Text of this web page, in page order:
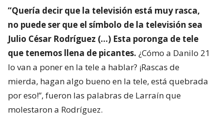
“Quería decir que la televisión está muy rasca,
no puede ser que el símbolo de la televisión sea
Julio César Rodríguez (…) Esta poronga de tele
que tenemos llena de picantes. ¿Cómo a Danilo 21
lo van a poner en la tele a hablar? ¡Rascas de
mierda, hagan algo bueno en la tele, está quebrada
por eso!”, fueron las palabras de Larraín que
molestaron a Rodríguez.